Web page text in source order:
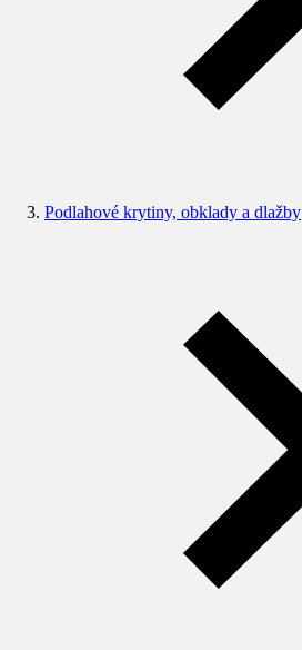
Podlahové krytiny, obklady a dlažby